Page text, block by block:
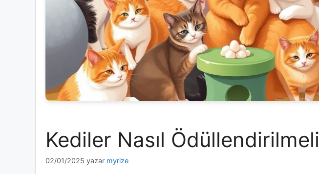
Kediler Nasıl Ödüllendirilmeli
02/01/2025 yazar myrize